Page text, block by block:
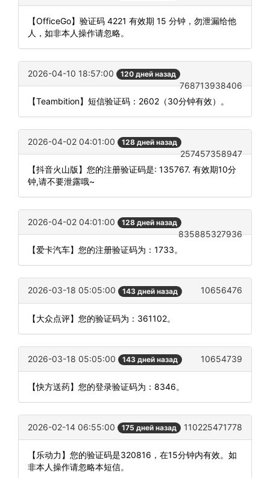
【OfficeGo】验证码 4221 有效期 15 分钟，勿泄漏给他
人，如非本人操作请忽略。
2026-04-10 18:57:00 120 дней назад
768713938406
【Teambition】短信验证码：2602（30分钟有效）。
2026-04-02 04:01:00 128 дней назад
257457358947
【抖音火山版】您的注册验证码是: 135767. 有效期10分
钟,请不要泄露哦~
2026-04-02 04:01:00 128 дней назад
835885327936
【爱卡汽车】您的注册验证码为：1733。
2026-03-18 05:05:00 143 дней назад 10656476
【大众点评】您的验证码为：361102。
2026-03-18 05:05:00 143 дней назад 10654739
【快方送药】您的登录验证码为：8346。
2026-02-14 06:55:00 175 дней назад 110225471778
【乐动力】您的验证码是320816，在15分钟内有效。如
非本人操作请忽略本短信。